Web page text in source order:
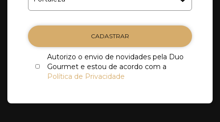
CADASTRAR
Autorizo o envio de novidades pela Duo
Gourmet e estou de acordo com a
Política de Privacidade